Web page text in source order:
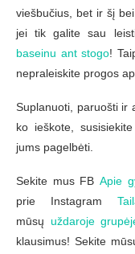
viešbučius, bet ir šį
jei tik galite sau
baseinu ant stogo!
nepraleiskite progos
Suplanuoti, paruošti ir
ko ieškote,
jums pagelbėti.
Sekite mus FBApie
prie Instagram
mūsų uždaroje
klausimus! Sekite